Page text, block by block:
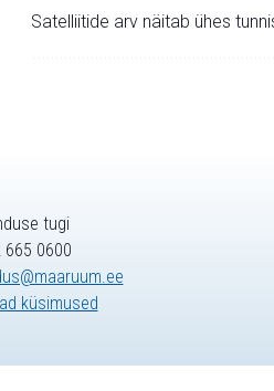
Satelliitide arv näitab ühes
tugi
0600
küsimused